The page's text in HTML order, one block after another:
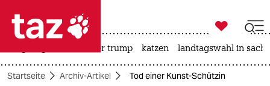
 taz zahl ich
taz zahl ich

taz zahl ich
usa unter trump katzen landtagswahl in
Startseite Archiv-Artikel Tod einer Kunst-Schützin